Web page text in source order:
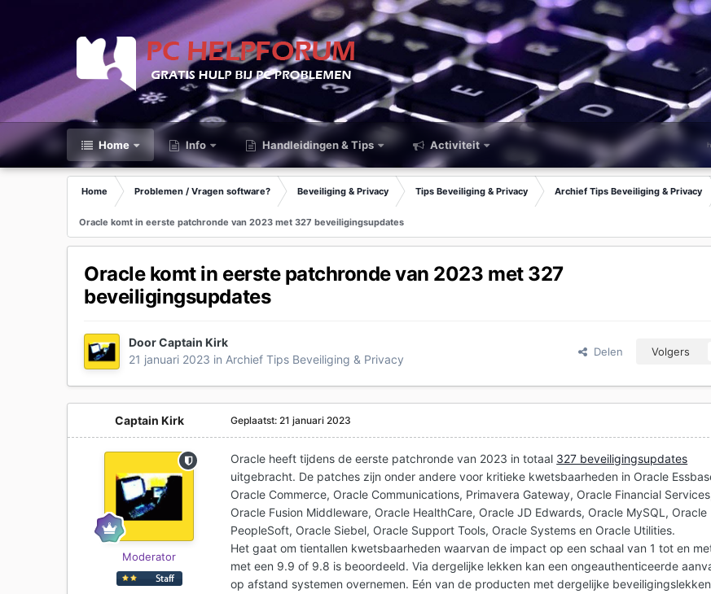
Home Info Handleidingen & Tips Activiteit
Home Problemen / Vragen software? Beveiliging & Privacy Tips Beveiliging & Privacy Archief Tips Beveiliging & Privacy
Oracle komt in eerste patchronde van 2023 met 327 beveiligingsupdates
Oracle komt in eerste patchronde van 2023 met 327
beveiligingsupdates
DoorCaptain Kirk
21 januari 2023 in Archief Tips Beveiliging & Privacy
Delen Volgers
Captain Kirk
Moderator
Geplaatst:21 januari 2023
Oracle heeft tijdens de eerste patchronde van 2023 in totaal 327 beveiligingsupdates
uitgebracht. De patches zijn onder andere voor kritieke kwetsbaarheden in Oracle
Oracle Commerce, Oracle Communications, Primavera Gateway, Oracle Financial
Oracle Fusion Middleware, Oracle HealthCare, Oracle JD Edwards, Oracle MySQL, Oracle
PeopleSoft, Oracle Siebel, Oracle Support Tools, Oracle Systems en Oracle Utilities.
Het gaat om tientallen kwetsbaarheden waarvan de impact op een schaal van 1 tot en
met een 9.9 of 9.8 is beoordeeld. Via dergelijke lekken kan een ongeauthenticeerde
op afstand systemen overnemen. Eén van de producten met dergelijke